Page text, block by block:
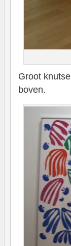
Groot
boven.